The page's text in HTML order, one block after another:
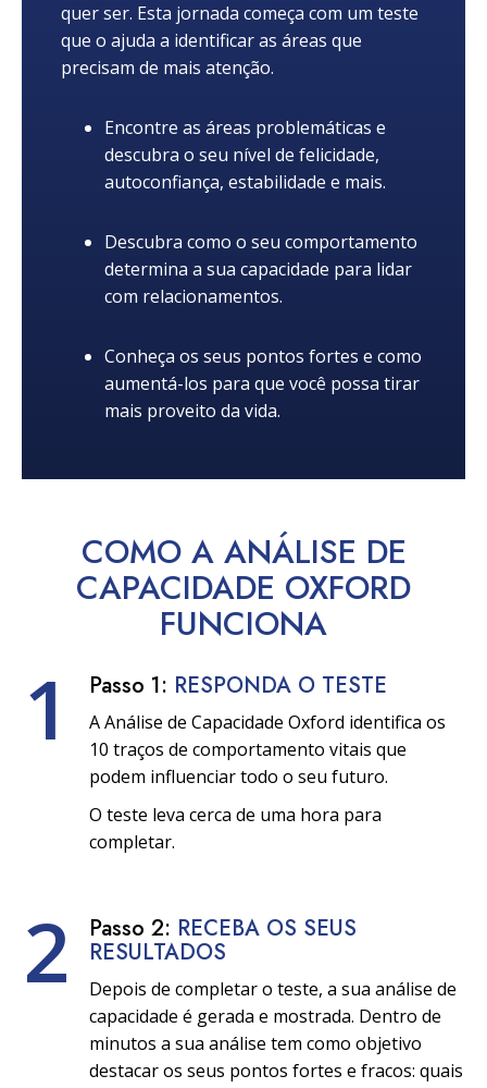
quer ser. Esta jornada começa com um teste
que o ajuda a identificar as áreas que
precisam de mais atenção.
Encontre as áreas problemáticas e
descubra o seu nível de felicidade,
autoconfiança, estabilidade e mais.
Descubra como o seu comportamento
determina a sua capacidade para lidar
com relacionamentos.
Conheça os seus pontos fortes e como
aumentá-los para que você possa tirar
mais proveito da vida.
COMO A ANÁLISE DE
CAPACIDADE OXFORD
FUNCIONA
1 Passo 1: RESPONDA O TESTE
A Análise de Capacidade Oxford identifica os
10 traços de comportamento vitais que
podem influenciar todo o seu futuro.
O teste leva cerca de uma hora para
completar.
2 Passo 2: RECEBA OS SEUS
RESULTADOS
Depois de completar o teste, a sua análise de
capacidade é gerada e mostrada. Dentro de
minutos a sua análise tem como objetivo
destacar os seus pontos fortes e fracos: quais